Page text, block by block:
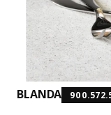
BLANDA